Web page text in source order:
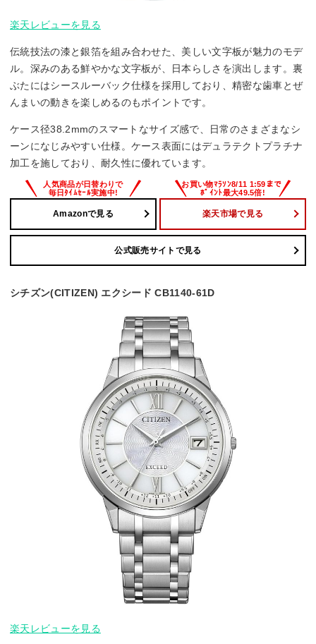
楽天レビューを見る
伝統技法の漆と銀箔を組み合わせた、美しい文字板が魅力のモデ
ル。深みのある鮮やかな文字板が、日本らしさを演出します。裏
ぶたにはシースルーバック仕様を採用しており、精密な歯車とぜ
んまいの動きを楽しめるのもポイントです。
ケース径38.2mmのスマートなサイズ感で、日常のさまざまなシ
ーンになじみやすい仕様。ケース表面にはデュラテクトプラチナ
加工を施しており、耐久性に優れています。
Amazonで見る 楽天市場で見る
公式販売サイトで見る
シチズン(CITIZEN) エクシード CB1140-61D
楽天レビューを見る